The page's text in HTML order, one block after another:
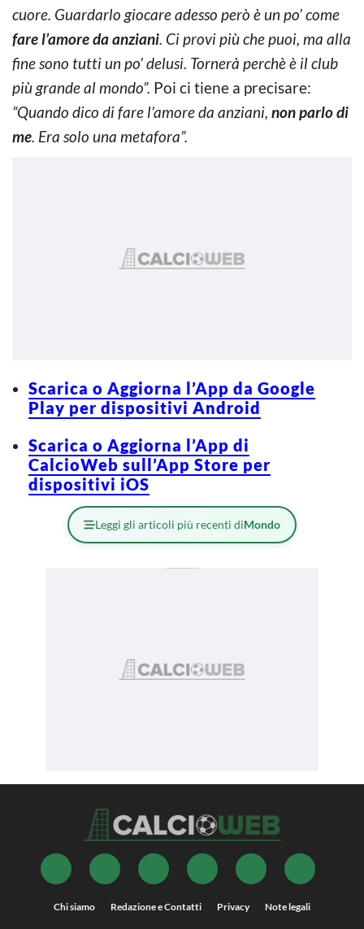
cuore. Guardarlo giocare adesso però è un po’ come
fare l’amore da anziani. Ci provi più che puoi, ma alla
fine sono tutti un po’ delusi. Tornerà perchè è il club
più grande al mondo”. Poi ci tiene a precisare:
“Quando dico di fare l’amore da anziani, non parlo di
me. Era solo una metafora”.
Scarica o Aggiorna l’App da Google
Play per dispositivi Android
Scarica o Aggiorna l’App di
CalcioWeb sull’App Store per
dispositivi iOS
Leggi gli articoli più recenti diMondo
Chi siamo Redazione e Contatti Privacy Note legali